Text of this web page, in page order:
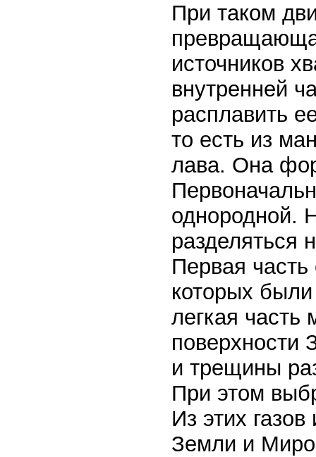
При таком
источников
внутренней
расплавить
то есть из
лава. Она
однородной.
разделяться
Первая часть
которых
легкая часть
поверхности
и трещины
При этом
Из этих
Земли и